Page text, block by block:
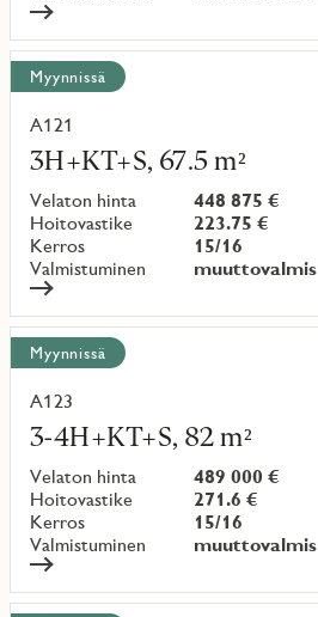
Myynnissä
A121
3H+KT+S, 67.5 m²
Velaton hinta
448 875 €
Hoitovastike
223.75 €
Kerros
15/16
Valmistuminen
muuttovalmis
Lue
lisää
kohteesta
Myynnissä
A123
3-4H+KT+S, 82 m²
Velaton hinta
489 000 €
Hoitovastike
271.6 €
Kerros
15/16
Valmistuminen
muuttovalmis
Lue
lisää
kohteesta